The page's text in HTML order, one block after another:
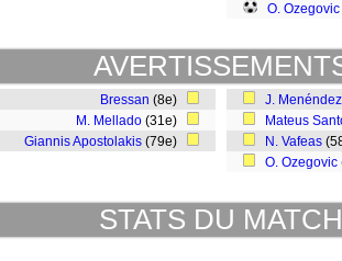
O. Ozegovic
Bressan (8e)
M. Mellado (31e)
Giannis Apostolakis (79e)
J. Menéndez
Mateus
N. Vafeas
O. Ozegovic
STATS DU MATCH